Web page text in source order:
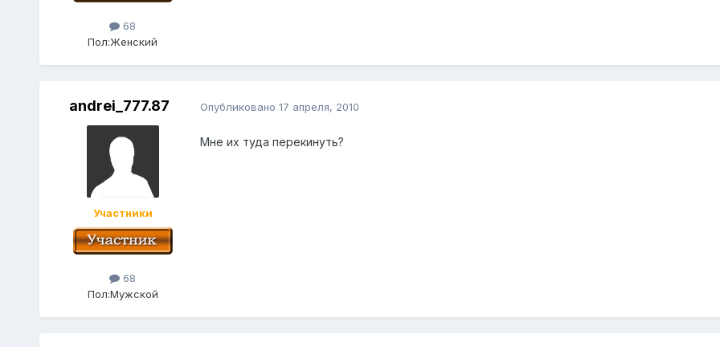
68
Пол:Женский
andrei_777.87
Участники
68
Пол:Мужской
Опубликовано 17 апреля, 2010
Мне их туда перекинуть?